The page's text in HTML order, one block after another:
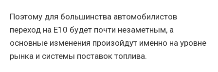
Поэтому для большинства автомобилистов
переход на Е10 будет почти незаметным, а
основные изменения произойдут именно на уровне
рынка и системы поставок топлива.